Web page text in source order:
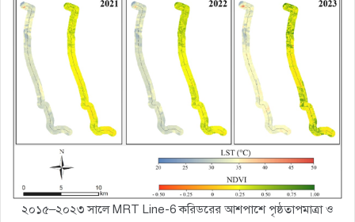
২০১৫–২০২৩ সালে MRT Line-6 করিডরের আশপাশে পৃষ্ঠতাপমাত্রা ও